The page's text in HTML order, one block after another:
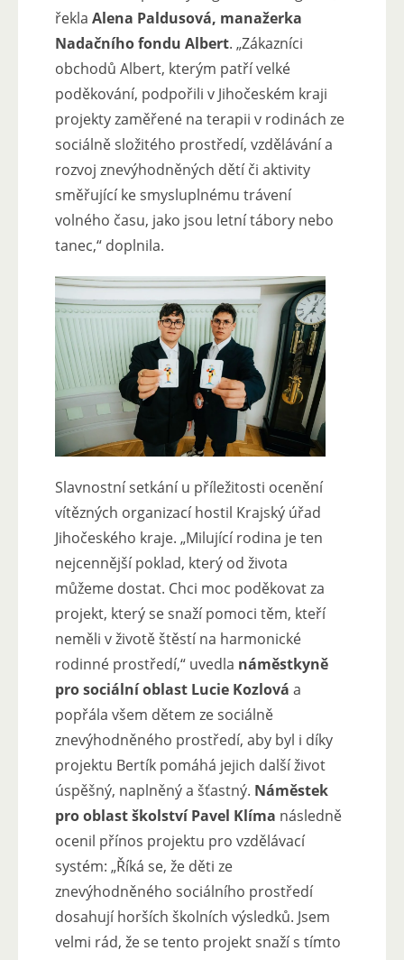
řekla Alena Paldusová, manažerka
Nadačního fondu Albert. „Zákazníci
obchodů Albert, kterým patří velké
poděkování, podpořili v Jihočeském kraji
projekty zaměřené na terapii v rodinách ze
sociálně složitého prostředí, vzdělávání a
rozvoj znevýhodněných dětí či aktivity
směřující ke smysluplnému trávení
volného času, jako jsou letní tábory nebo
tanec,“ doplnila.
Slavnostní setkání u příležitosti ocenění
vítězných organizací hostil Krajský úřad
Jihočeského kraje. „Milující rodina je ten
nejcennější poklad, který od života
můžeme dostat. Chci moc poděkovat za
projekt, který se snaží pomoci těm, kteří
neměli v životě štěstí na harmonické
rodinné prostředí,“ uvedla náměstkyně
pro sociální oblast Lucie Kozlová a
popřála všem dětem ze sociálně
znevýhodněného prostředí, aby byl i díky
projektu Bertík pomáhá jejich další život
úspěšný, naplněný a šťastný. Náměstek
pro oblast školství Pavel Klíma následně
ocenil přínos projektu pro vzdělávací
systém: „Říká se, že děti ze
znevýhodněného sociálního prostředí
dosahují horších školních výsledků. Jsem
velmi rád, že se tento projekt snaží s tímto